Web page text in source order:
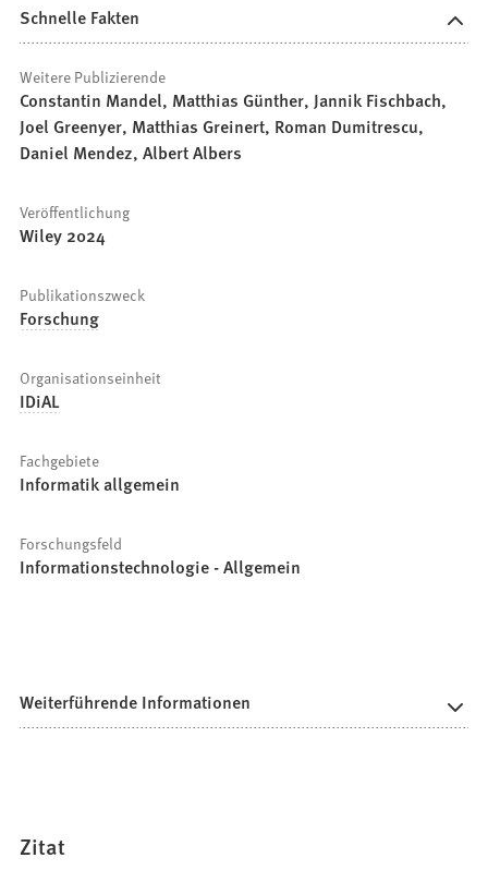
Schnelle Fakten
Weitere Publizierende
Constantin Mandel, Matthias Günther, Jannik Fischbach,
Joel Greenyer, Matthias Greinert, Roman Dumitrescu,
Daniel Mendez, Albert Albers
Veröffentlichung
Wiley 2024
Publikationszweck
Forschung
Organisationseinheit
IDiAL
Fachgebiete
Informatik allgemein
Forschungsfeld
Informationstechnologie - Allgemein
Weiterführende Informationen
Zitat